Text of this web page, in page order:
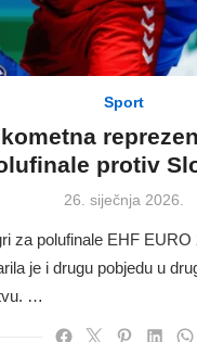
Sport
protiv
Posted
26. siječnja 2026.
za polufinale EHF
je i drugu pobjedu u
…